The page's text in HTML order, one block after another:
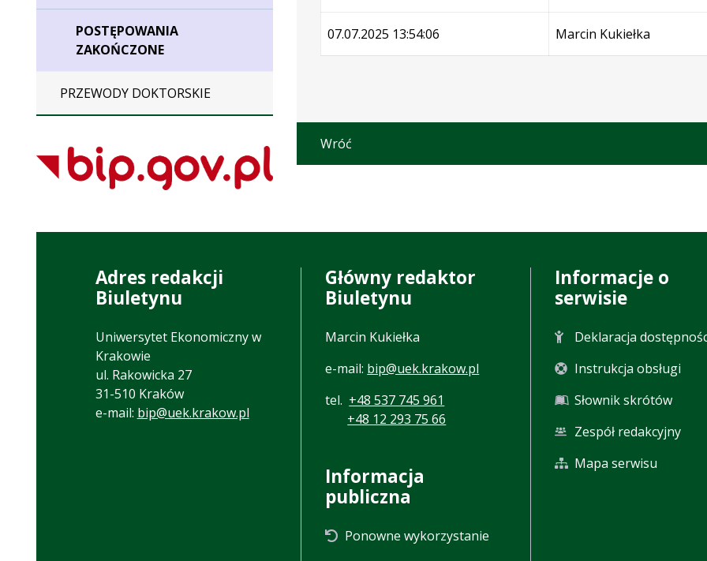
POSTĘPOWANIA
ZAKOŃCZONE
PRZEWODY DOKTORSKIE
07.07.2025 13:54:06
Marcin Kukiełka
Wróć
Adres redakcji
Biuletynu
Uniwersytet Ekonomiczny w
Krakowie
ul. Rakowicka 27
31-510 Kraków
e-mail: bip@uek.krakow.pl
Główny redaktor
Biuletynu
Marcin Kukiełka
e-mail: bip@uek.krakow.pl
tel. +48 537 745 961
+48 12 293 75 66
Informacja
publiczna
Ponowne wykorzystanie
Informacje o
serwisie
Deklaracja
Instrukcja obsługi
Słownik skrótów
Zespół redakcyjny
Mapa serwisu